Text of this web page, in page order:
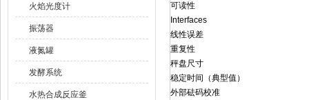
火焰光度计
振荡器
液氮罐
发酵系统
水热合成反应釜
可读性
Interfaces
线性误差
重复性
秤盘尺寸
稳定时间（典型值）
外部砝码校准